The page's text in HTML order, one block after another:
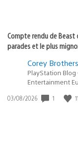
Compte rendu de Beast
parades et le plus
Corey
PlayStation
Entertainment
Date
03/08/2026 1 11